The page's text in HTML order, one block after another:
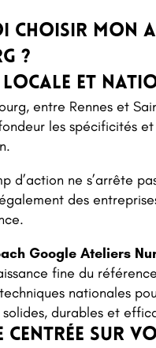
choisir mon
?
locale et
entre Rennes et
les spécificités et
d’action ne s’arrête
des
Google Ateliers
fine du
nationales
durables et
centrée sur